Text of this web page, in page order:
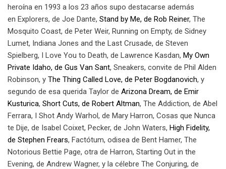
heroína en 1993 a los 23 años supo destacarse además
en Explorers, de Joe Dante, Stand by Me, de Rob Reiner, The
Mosquito Coast, de Peter Weir, Running on Empty, de Sidney
Lumet, Indiana Jones and the Last Crusade, de Steven
Spielberg, I Love You to Death, de Lawrence Kasdan, My Own
Private Idaho, de Gus Van Sant, Sneakers, convite de Phil Alden
Robinson, y The Thing Called Love, de Peter Bogdanovich, y
segundo de esa querida Taylor de Arizona Dream, de Emir
Kusturica, Short Cuts, de Robert Altman, The Addiction, de Abel
Ferrara, I Shot Andy Warhol, de Mary Harron, Cosas que Nunca
te Dije, de Isabel Coixet, Pecker, de John Waters, High Fidelity,
de Stephen Frears, Factótum, odisea de Bent Hamer, The
Notorious Bettie Page, otra de Harron, Starting Out in the
Evening, de Andrew Wagner, y la célebre The Conjuring, de